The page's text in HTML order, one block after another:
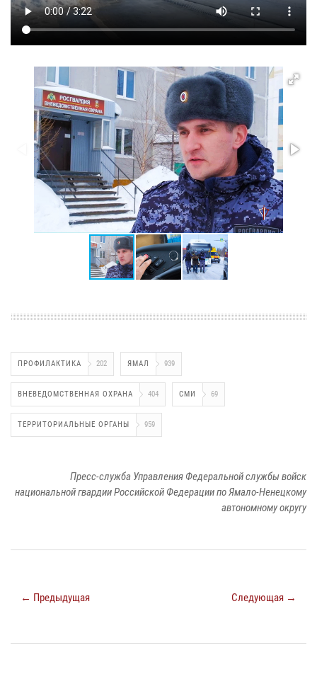
ПРОФИЛАКТИКА 202 ЯМАЛ 939
ВНЕВЕДОМСТВЕННАЯ ОХРАНА 404 СМИ 69
ТЕРРИТОРИАЛЬНЫЕ ОРГАНЫ 959
Пресс-служба Управления Федеральной службы войск
национальной гвардии Российской Федерации по Ямало-Ненецкому
автономному округу
← Предыдущая Следующая →